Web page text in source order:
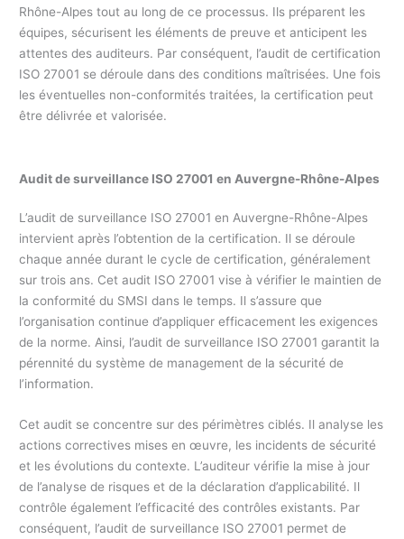
Rhône-Alpes tout au long de ce processus. Ils préparent les
équipes, sécurisent les éléments de preuve et anticipent les
attentes des auditeurs. Par conséquent, l’audit de certification
ISO 27001 se déroule dans des conditions maîtrisées. Une fois
les éventuelles non-conformités traitées, la certification peut
être délivrée et valorisée.
Audit de surveillance ISO 27001 enAuvergne-Rhône-Alpes
L’audit de surveillance ISO 27001 en Auvergne-Rhône-Alpes
intervient après l’obtention de la certification. Il se déroule
chaque année durant le cycle de certification, généralement
sur trois ans. Cet audit ISO 27001 vise à vérifier le maintien de
la conformité du SMSI dans le temps. Il s’assure que
l’organisation continue d’appliquer efficacement les exigences
de la norme. Ainsi, l’audit de surveillance ISO 27001 garantit la
pérennité du système de management de la sécurité de
l’information.
Cet audit se concentre sur des périmètres ciblés. Il analyse les
actions correctives mises en œuvre, les incidents de sécurité
et les évolutions du contexte. L’auditeur vérifie la mise à jour
de l’analyse de risques et de la déclaration d’applicabilité. Il
contrôle également l’efficacité des contrôles existants. Par
conséquent, l’audit de surveillance ISO 27001 permet de